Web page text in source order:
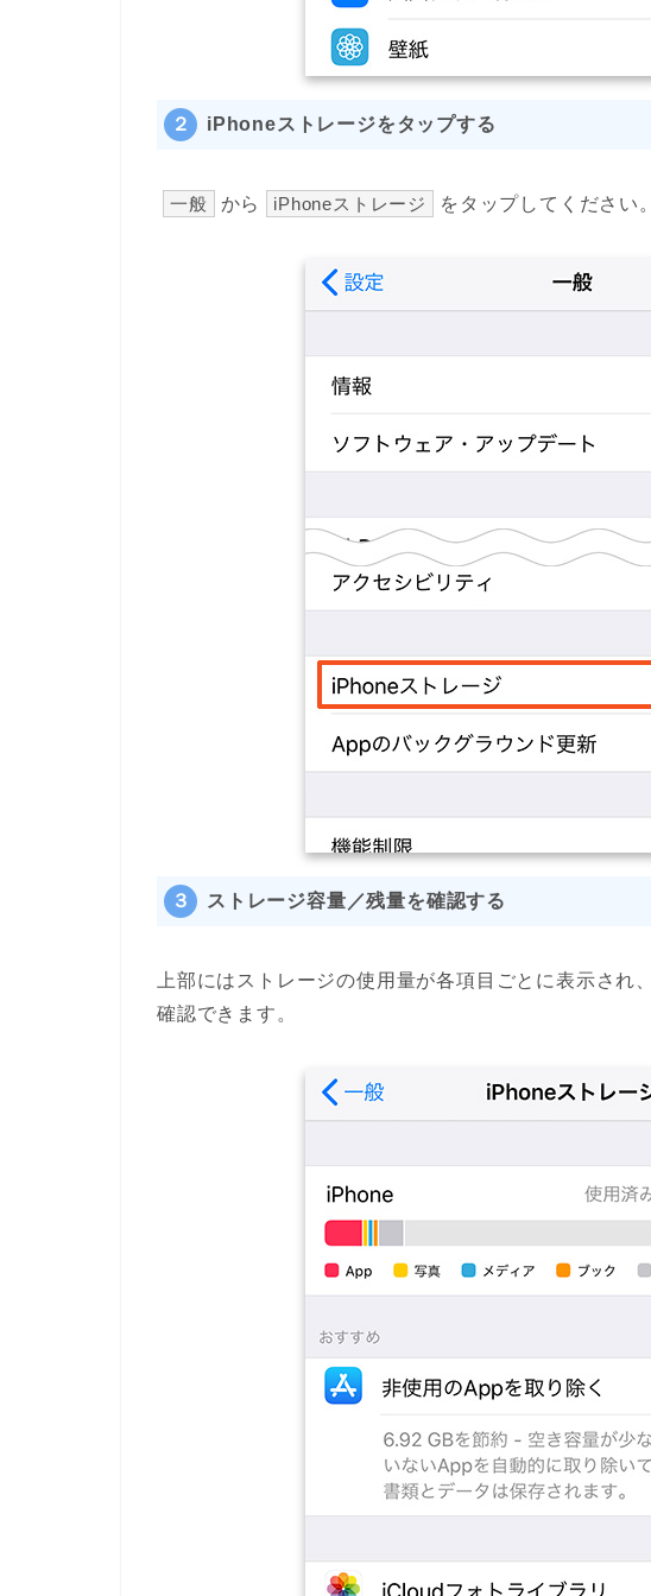
２ iPhoneストレージをタップする
一般 から iPhoneストレージ をタップしてください。
３ ストレージ容量／残量を確認する
上部にはストレージの使用量が各項目ごとに表示され
確認できます。